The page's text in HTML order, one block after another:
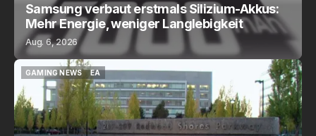
Samsung verbaut erstmals Silizium-Akkus:
Mehr Energie, weniger Langlebigkeit
Aug. 6, 2026
GAMING NEWS
GAMING NEWS
EA
EA